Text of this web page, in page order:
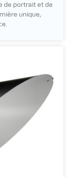
de portrait et de
unique,